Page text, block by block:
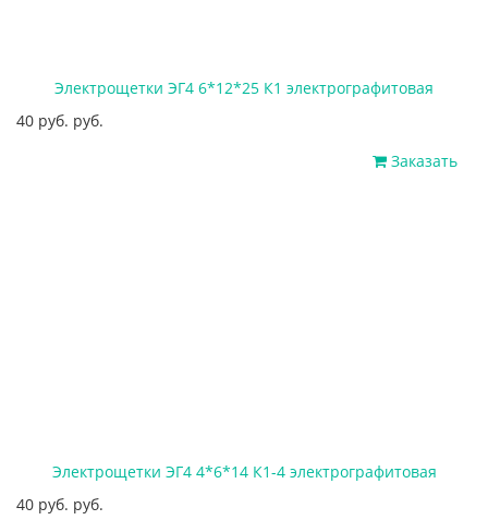
Электрощетки ЭГ4 6*12*25 К1 электрографитовая
40 руб. руб.
Заказать
Электрощетки ЭГ4 4*6*14 К1-4 электрографитовая
40 руб. руб.